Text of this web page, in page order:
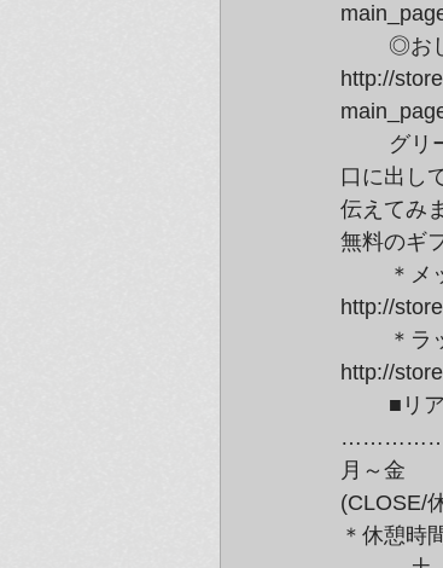
http://
口に出し
伝えてみ
無料のギ
http://
http://
月～金　
(CLOSE/
＊休憩時